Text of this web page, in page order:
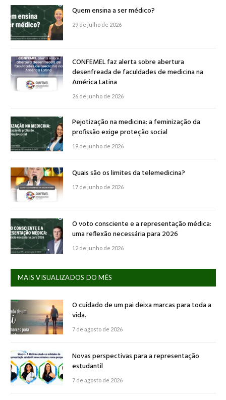
Quem ensina a ser médico?
29 de julho de 2026
CONFEMEL faz alerta sobre abertura
desenfreada de faculdades de medicina na
América Latina
26 de junho de 2026
Pejotização na medicina: a feminização da
profissão exige proteção social
19 de junho de 2026
Quais são os limites da telemedicina?
17 de junho de 2026
O voto consciente e a representação médica:
uma reflexão necessária para 2026
12 de junho de 2026
MAIS VISUALIZADOS DO MÊS
O cuidado de um pai deixa marcas para toda a
vida.
7 de agosto de 2026
Novas perspectivas para a representação
estudantil
7 de agosto de 2026